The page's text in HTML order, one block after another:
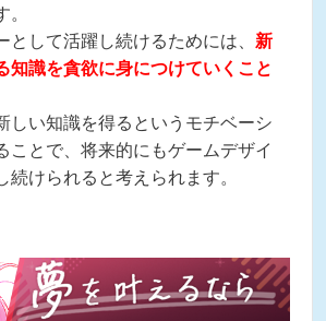
。
として活躍し続けるためには、 新
知識を貪欲に身につけていくこと
しい知識を得るというモチベーシ
ことで、将来的にもゲームデザイ
続けられると考えられます。